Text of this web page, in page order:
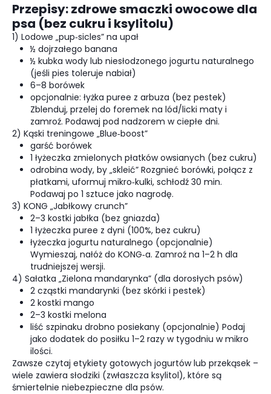
Przepisy: zdrowe smaczki owocowe dla
psa (bez cukru i ksylitolu)
1) Lodowe „pup‑sicles” na upał
½ dojrzałego banana
½ kubka wody lub niesłodzonego jogurtu naturalnego
(jeśli pies toleruje nabiał)
6–8 borówek
opcjonalnie: łyżka puree z arbuza (bez pestek)
Zblenduj, przelej do foremek na lód/licki maty i
zamroź. Podawaj pod nadzorem w ciepłe dni.
2) Kąski treningowe „Blue‑boost”
garść borówek
1 łyżeczka zmielonych płatków owsianych (bez cukru)
odrobina wody, by „skleić” Rozgnieć borówki, połącz z
płatkami, uformuj mikro‑kulki, schłodź 30 min.
Podawaj po 1 sztuce jako nagrodę.
3) KONG „Jabłkowy crunch”
2–3 kostki jabłka (bez gniazda)
1 łyżeczka puree z dyni (100%, bez cukru)
łyżeczka jogurtu naturalnego (opcjonalnie)
Wymieszaj, nałóż do KONG‑a. Zamroź na 1–2 h dla
trudniejszej wersji.
4) Sałatka „Zielona mandarynka” (dla dorosłych psów)
2 cząstki mandarynki (bez skórki i pestek)
2 kostki mango
2–3 kostki melona
liść szpinaku drobno posiekany (opcjonalnie) Podaj
jako dodatek do posiłku 1–2 razy w tygodniu w mikro
ilości.
Zawsze czytaj etykiety gotowych jogurtów lub przekąsek –
wiele zawiera słodziki (zwłaszcza ksylitol), które są
śmiertelnie niebezpieczne dla psów.